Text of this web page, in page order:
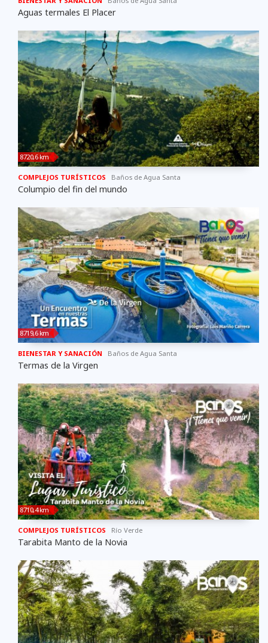
Aguas termales El Placer
8720,6 km
COMPLEJOS TURÍSTICOS Baños de Agua Santa
Columpio del fin del mundo
8719,6 km
BIENESTAR Y SANACIÓN Baños de Agua Santa
Termas de la Virgen
8710,4 km
COMPLEJOS TURÍSTICOS Río Verde
Tarabita Manto de la Novia